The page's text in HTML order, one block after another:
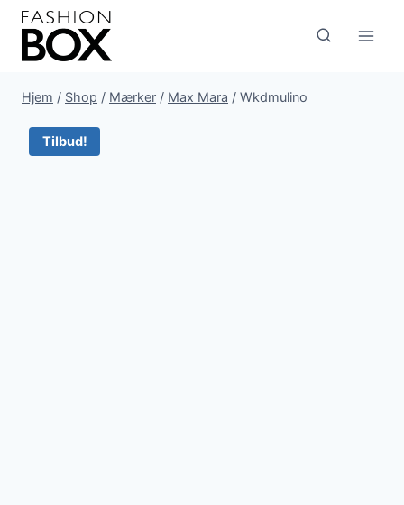
Fortsæt
indhold
Hjem / Shop / Mærker / Max Mara / Wkdmulino
Tilbud!